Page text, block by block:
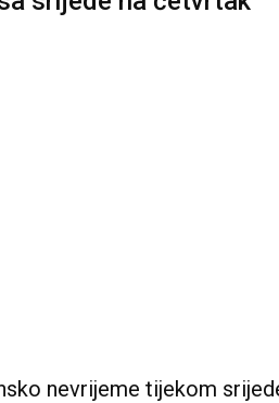
nevrijeme tijekom